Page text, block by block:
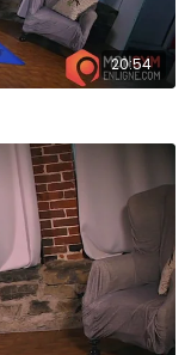
20:54